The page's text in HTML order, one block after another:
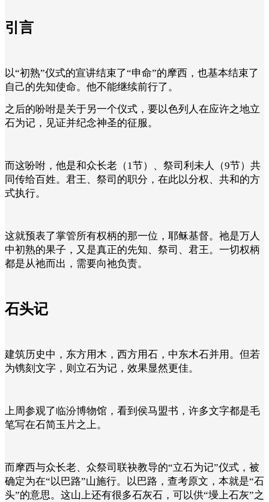
引言
以“初熟”仪式的宣讲结束了“申命”的摩西，也基本结束了
自己的先知使命。他不能继续前行了。
之后的吩咐是关于另一个仪式，要以色列人在应许之地立
石为记，见证并纪念神圣的征服。
而这吩咐，他是和众长老（1节）、祭司利未人（9节）共
同传给百姓。君王、祭司的职分，在此以分权、共和的方
式执行。
这就预表了掌管所有权柄的那一位，耶稣基督。祂是万人
中初熟的果子，又是真正的先知、祭司、君王。一切权柄
都是从祂而出，需要向祂负责。
石头记
建筑历史中，东方用木，西方用石，中东木石并用。但若
为镌刻文字，则立石为记，效果显然更佳。
上周参观了临汾博物馆，看到侯马盟书，许多文字都是毛
笔写在石简玉片之上。
而摩西与众长老、众祭司联袂教导的“立石为记”仪式，被
确定为在“以巴路”山施行。以巴路，查考原文，本就是“石
头”的意思。这山上还有很多石灰石，可以供“墁上石灰”之